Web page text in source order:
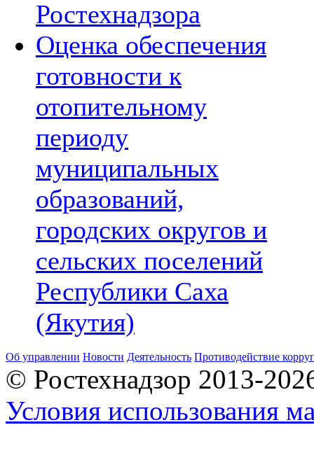
Ростехнадзора
Оценка обеспечения
готовности к
отопительному
периоду
муниципальных
образований,
городских округов и
сельских поселений
Республики Саха
(Якутия)
Об управлении Новости Деятельность Противодействие
© Ростехнадзор 2013-
Условия использования